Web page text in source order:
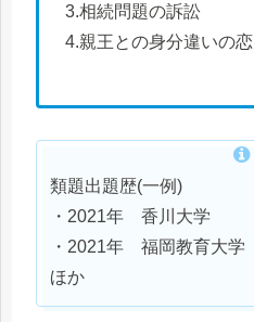
3.相続問題の訴訟
4.親王との身分違いの恋
類題出題歴(一例)
・2021年 香川大学
・2021年 福岡教育大学
ほか